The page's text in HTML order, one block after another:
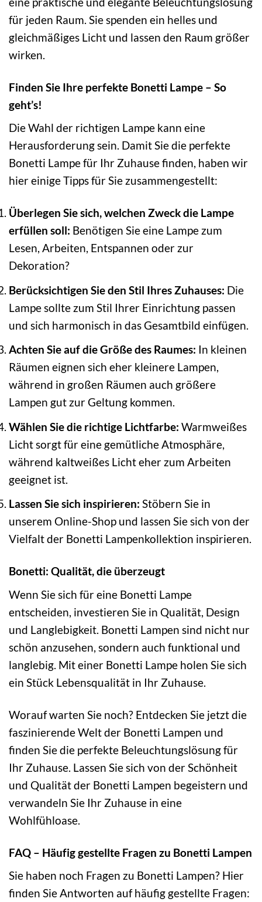
für jeden Raum. Sie spenden ein helles und
gleichmäßiges Licht und lassen den Raum größer
wirken.
Finden Sie Ihre perfekte Bonetti Lampe – So
geht’s!
Die Wahl der richtigen Lampe kann eine
Herausforderung sein. Damit Sie die perfekte
Bonetti Lampe für Ihr Zuhause finden, haben wir
hier einige Tipps für Sie zusammengestellt:
Überlegen Sie sich, welchen Zweck die Lampe
erfüllen soll: Benötigen Sie eine Lampe zum
Lesen, Arbeiten, Entspannen oder zur
Dekoration?
Berücksichtigen Sie den Stil Ihres Zuhauses: Die
Lampe sollte zum Stil Ihrer Einrichtung passen
und sich harmonisch in das Gesamtbild einfügen.
Achten Sie auf die Größe des Raumes: In kleinen
Räumen eignen sich eher kleinere Lampen,
während in großen Räumen auch größere
Lampen gut zur Geltung kommen.
Wählen Sie die richtige Lichtfarbe: Warmweißes
Licht sorgt für eine gemütliche Atmosphäre,
während kaltweißes Licht eher zum Arbeiten
geeignet ist.
Lassen Sie sich inspirieren: Stöbern Sie in
unserem Online-Shop und lassen Sie sich von der
Vielfalt der Bonetti Lampenkollektion inspirieren.
Bonetti: Qualität, die überzeugt
Wenn Sie sich für eine Bonetti Lampe
entscheiden, investieren Sie in Qualität, Design
und Langlebigkeit. Bonetti Lampen sind nicht nur
schön anzusehen, sondern auch funktional und
langlebig. Mit einer Bonetti Lampe holen Sie sich
ein Stück Lebensqualität in Ihr Zuhause.
Worauf warten Sie noch? Entdecken Sie jetzt die
faszinierende Welt der Bonetti Lampen und
finden Sie die perfekte Beleuchtungslösung für
Ihr Zuhause. Lassen Sie sich von der Schönheit
und Qualität der Bonetti Lampen begeistern und
verwandeln Sie Ihr Zuhause in eine
Wohlfühloase.
FAQ – Häufig gestellte Fragen zu Bonetti Lampen
Sie haben noch Fragen zu Bonetti Lampen? Hier
finden Sie Antworten auf häufig gestellte Fragen: